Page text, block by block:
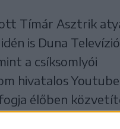
Tímár Asztrik
is Duna
a csíksomlyói
hivatalos
élőben